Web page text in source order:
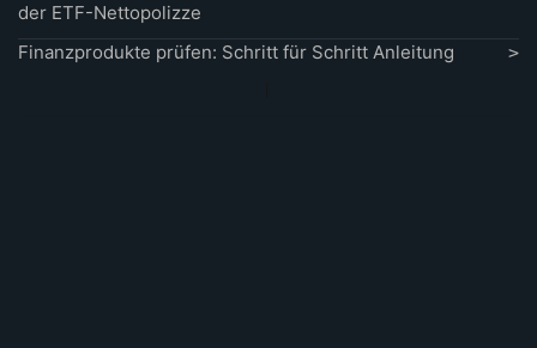
der ETF-Nettopolizze
Finanzprodukte prüfen: Schritt für Schritt Anleitung